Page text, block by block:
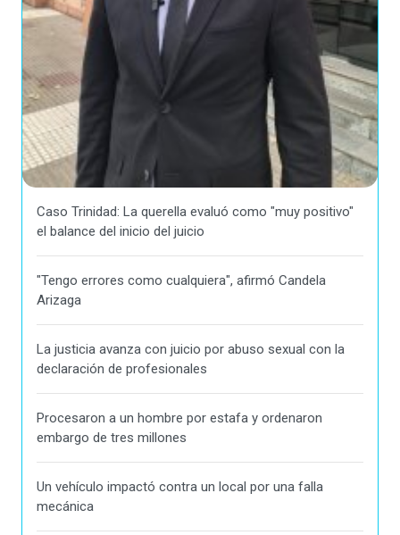
Caso Trinidad: La querella evaluó como "muy positivo"
el balance del inicio del juicio
"Tengo errores como cualquiera", afirmó Candela
Arizaga
La justicia avanza con juicio por abuso sexual con la
declaración de profesionales
Procesaron a un hombre por estafa y ordenaron
embargo de tres millones
Un vehículo impactó contra un local por una falla
mecánica